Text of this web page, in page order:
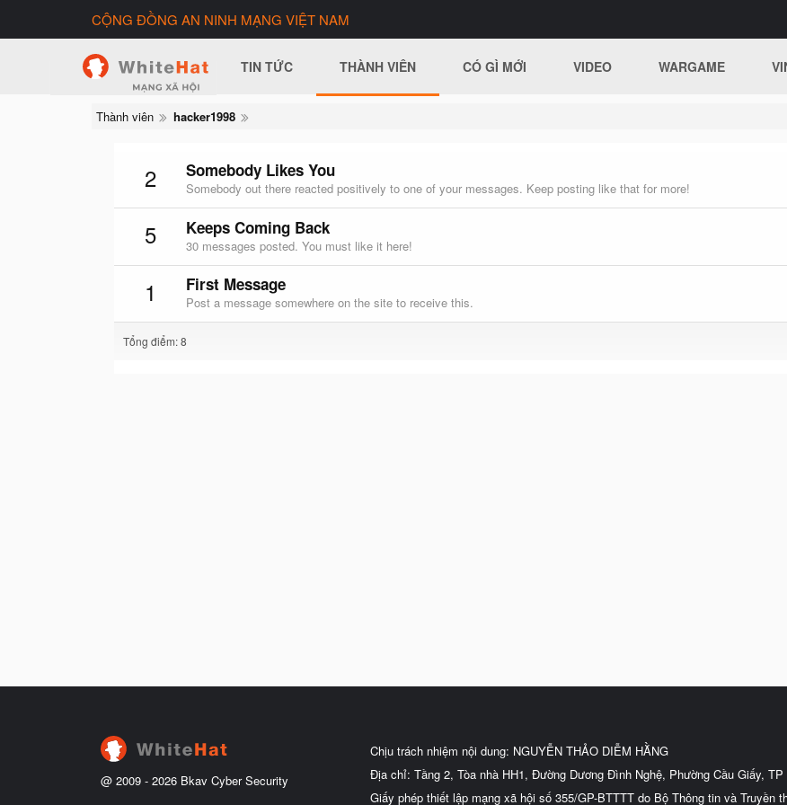
CỘNG ĐỒNG AN NINH MẠNG VIỆT NAM
TIN TỨC THÀNH VIÊN CÓ GÌ MỚI VIDEO WARGAME
Thành viên hacker1998
2 Somebody Likes You
Somebody out there reacted positively to one of your messages. Keep posting like that for more!
5 Keeps Coming Back
30 messages posted. You must like it here!
1 First Message
Post a message somewhere on the site to receive this.
Tổng điểm: 8
@ 2009 - 2026 Bkav Cyber Security
Chịu trách nhiệm nội dung: NGUYỄN THẢO DIỄM HẰNG
Địa chỉ: Tầng 2, Tòa nhà HH1, Đường Dương Đình Nghệ, Phường Cầu Giấy, TP
Giấy phép thiết lập mạng xã hội số 355/GP-BTTTT do Bộ Thông tin và Truyền